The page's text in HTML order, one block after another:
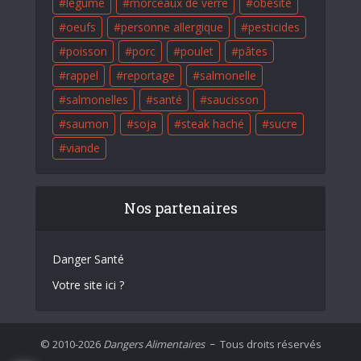
oeufs
personne allergique
pesticides
poisson
porc poulet
pâtes
rappel
reportage
salmonelle
salmonelles
santé
saucisson
saumon
soja steak haché
sucre
viande
Nos partenaires
Danger Santé
Votre site ici ?
© 2010-2026 Dangers Alimentaires – Tous droits réservés